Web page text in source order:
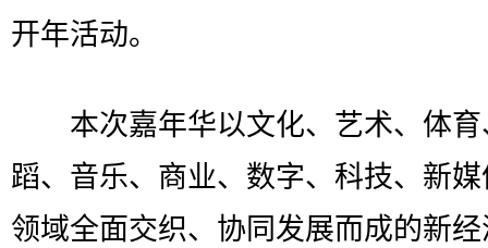
开年活动。
本次嘉年华以文化、艺术、体育
蹈、音乐、商业、数字、科技、新
领域全面交织、协同发展而成的新